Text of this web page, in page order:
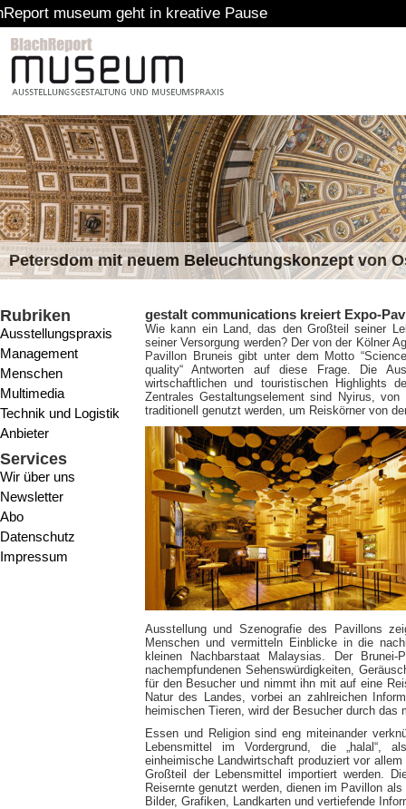
in kreative Pause
Petersdom mit neuem Beleuchtungskonzept von
Rubriken
Ausstellungspraxis
Management
Menschen
Multimedia
Technik und Logistik
Anbieter
Services
Wir über uns
Newsletter
Abo
Datenschutz
Impressum
gestalt communications kreiert Expo-
Wie kann ein Land, das den Großteil seiner
seiner Versorgung werden? Der von der Kölner
Pavillon Bruneis gibt unter dem Motto
quality“ Antworten auf diese Frage. Die
wirtschaftlichen und touristischen Highlights
Zentrales Gestaltungselement sind Nyirus,
traditionell genutzt werden, um Reiskörner von
Ausstellung und Szenografie des Pavillons
Menschen und vermitteln Einblicke in die
kleinen Nachbarstaat Malaysias. Der
nachempfundenen Sehenswürdigkeiten,
für den Besucher und nimmt ihn mit auf eine
Natur des Landes, vorbei an zahlreichen
heimischen Tieren, wird der Besucher durch das
Essen und Religion sind eng miteinander
Lebensmittel im Vordergrund, die „halal“,
einheimische Landwirtschaft produziert vor
Großteil der Lebensmittel importiert werden.
Reisernte genutzt werden, dienen im Pavillon
Bilder, Grafiken, Landkarten und vertiefende